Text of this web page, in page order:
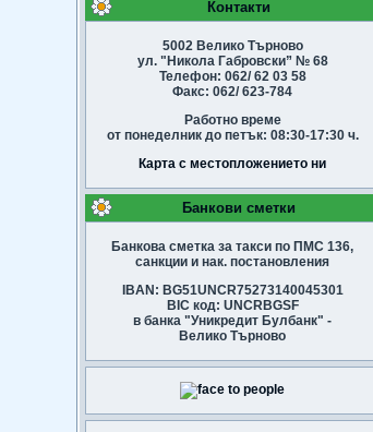
Контакти
5002 Велико Търново
ул. "Никола Габровски” № 68
Телефон: 062/ 62 03 58
Факс: 062/ 623-784
Работно време
от понеделник до петък: 08:30-17:30 ч.
Карта с местопложението ни
Банкови сметки
Банкова сметка за такси по ПМС 136,
санкции и нак. постановления
IBAN: BG51UNCR75273140045301
BIC код: UNCRBGSF
в банка "Уникредит Булбанк" -
Велико Търново